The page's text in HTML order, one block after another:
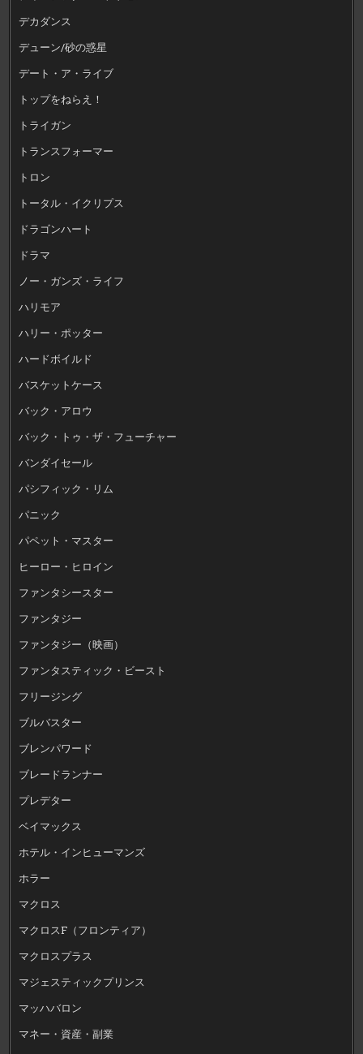
デカダンス
デューン/砂の惑星
デート・ア・ライブ
トップをねらえ！
トライガン
トランスフォーマー
トロン
トータル・イクリプス
ドラゴンハート
ドラマ
ノー・ガンズ・ライフ
ハリモア
ハリー・ポッター
ハードボイルド
バスケットケース
バック・アロウ
バック・トゥ・ザ・フューチャー
バンダイセール
パシフィック・リム
パニック
パペット・マスター
ヒーロー・ヒロイン
ファンタシースター
ファンタジー
ファンタジー（映画）
ファンタスティック・ビースト
フリージング
ブルバスター
ブレンパワード
ブレードランナー
プレデター
ベイマックス
ホテル・インヒューマンズ
ホラー
マクロス
マクロスF（フロンティア）
マクロスプラス
マジェスティックプリンス
マッハバロン
マネー・資産・副業